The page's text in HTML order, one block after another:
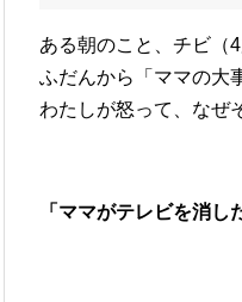
ある朝のこと、チビ（
ふだんから「ママの大
わたしが怒って、なぜ
「ママがテレビを消し